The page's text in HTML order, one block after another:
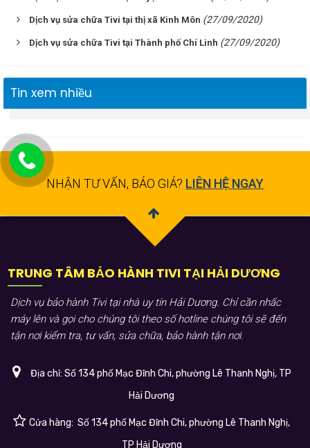
Dịch vụ sửa chữa Tivi tại thị xã Kinh Môn (27/09/2020)
Dịch vụ sửa chữa Tivi tại Thành phố Chí Linh (27/09/2020)
Tin xem nhiều
NHẬN TƯ VẤN, BÁO GIÁ? LIÊN HỆ NGAY
TRUNG TÂM BẢO HÀNH TIVI TẠI HẢI DƯƠNG
Dịch vụ bảo hành Tivi tại nhà uy tín Hải Dương. Chỉ cần nhấc
máy lên và gọi cho chúng tôi theo số hotline chúng tôi sẽ đến
tận nơi kiểm tra, tư vấn, sửa chữa, bảo hành tận nơi.
Địa chỉ: Số 134 phố Mạc Đĩnh Chi, phường Lê Thanh Nghị, TP
Hải Dương
Cửa hàng: Số 134 phố Mạc Đĩnh Chi, phường Lê Thanh Nghị,
TP Hải Dương